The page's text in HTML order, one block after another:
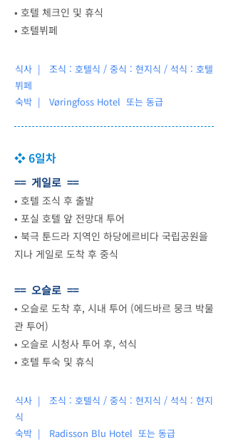
• 호텔 체크인 및 휴식
• 호텔뷔페
식사 | 조식 : 호텔식 / 중식 : 현지식 / 석식 : 호텔
뷔페
숙박 |
Vøringfoss Hotel 또는 동급
❖ 6일차
== 게일로 ==
• 호텔 조식 후 출발
• 포실 호텔 앞 전망대 투어
• 북극 툰드라 지역인 하당에르비다 국립공원을
지나 게일로 도착 후 중식
== 오슬로 ==
• 오슬로 도착 후, 시내 투어 (에드바르 뭉크 박물
관 투어)
• 오슬로 시청사 투어 후, 석식
• 호텔 투숙 및 휴식
식사 | 조식 : 호텔식 / 중식 : 현지식 / 석식 : 현지
식
숙박 |
Radisson Blu Hotel 또는 동급